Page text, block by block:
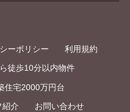
ーポリシー 利用規約
徒歩10分以内物件
住宅2000万円台
紹介 お問い合わせ